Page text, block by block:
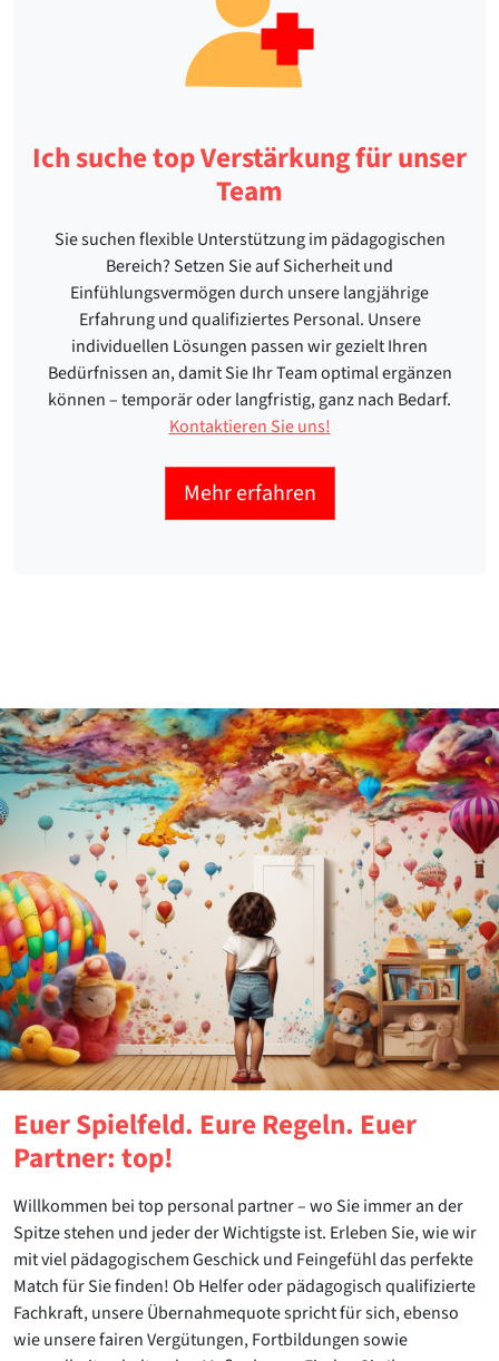
Ich suche top Verstärkung für unser
Team
Sie suchen flexible Unterstützung im pädagogischen
Bereich? Setzen Sie auf Sicherheit und
Einfühlungsvermögen durch unsere langjährige
Erfahrung und qualifiziertes Personal. Unsere
individuellen Lösungen passen wir gezielt Ihren
Bedürfnissen an, damit Sie Ihr Team optimal ergänzen
können – temporär oder langfristig, ganz nach Bedarf.
Kontaktieren Sie uns!
Mehr erfahren
Euer Spielfeld. Eure Regeln. Euer
Partner: top!
Willkommen bei top personal partner – wo Sie immer an der
Spitze stehen und jeder der Wichtigste ist. Erleben Sie, wie wir
mit viel pädagogischem Geschick und Feingefühl das perfekte
Match für Sie finden! Ob Helfer oder pädagogisch qualifizierte
Fachkraft, unsere Übernahmequote spricht für sich, ebenso
wie unsere fairen Vergütungen, Fortbildungen sowie